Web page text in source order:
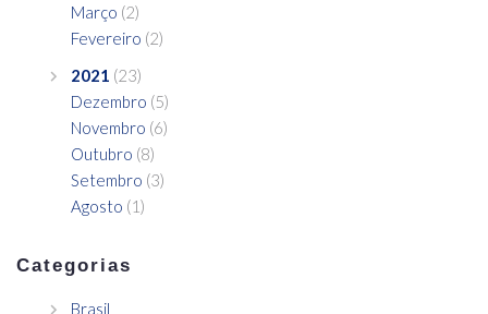
Março (2)
Fevereiro (2)
2021 (23)
Dezembro (5)
Novembro (6)
Outubro (8)
Setembro (3)
Agosto (1)
Categorias
Brasil